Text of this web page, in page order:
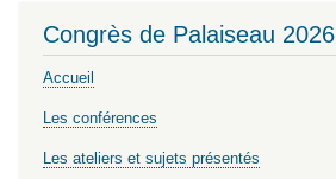
Congrès de Palaiseau 2026
Accueil
Les conférences
Les ateliers et sujets présentés